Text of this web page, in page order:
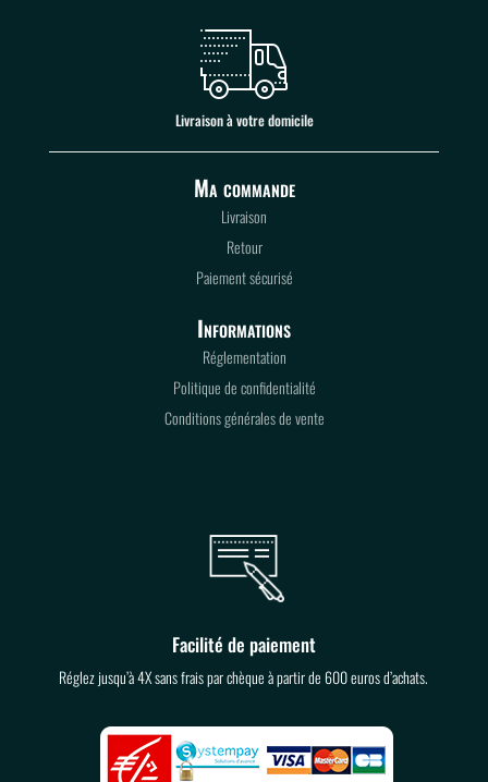
Livraison à votre domicile
Ma commande
Livraison
Retour
Paiement sécurisé
Informations
Réglementation
Politique de confidentialité
Conditions générales de vente
Facilité de paiement
Réglez jusqu’à 4X sans frais par chèque à partir de 600 euros d’achats.